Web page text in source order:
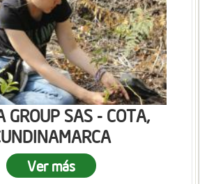
GROUP SAS - COTA,
Ver más